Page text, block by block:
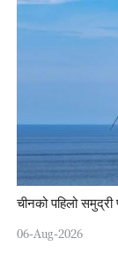
चीनको पहिलो
06-Aug-2026